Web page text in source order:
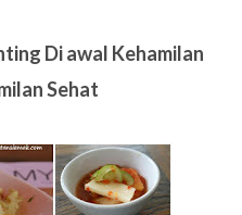
Di awal Kehamilan
Sehat